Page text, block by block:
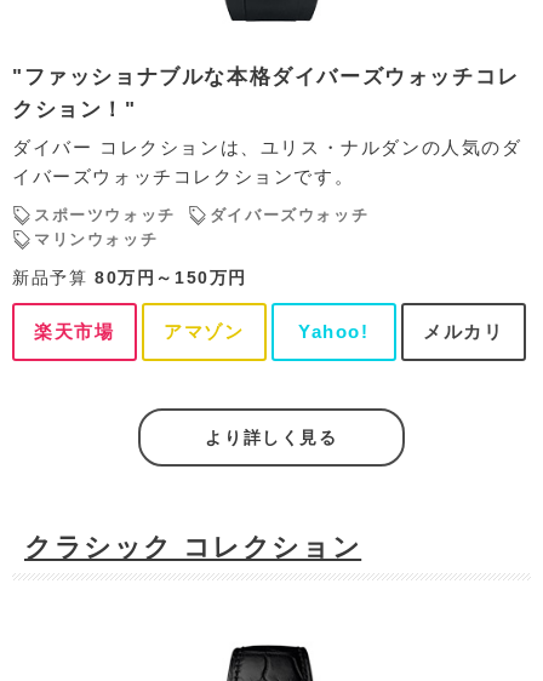
"ファッショナブルな本格ダイバーズウォッチコレ
クション！"
ダイバー コレクションは、ユリス・ナルダンの人気のダ
イバーズウォッチコレクションです。
スポーツウォッチ
ダイバーズウォッチ
マリンウォッチ
新品予算 80万円～150万円
楽天市場 アマゾン Yahoo! メルカリ
より詳しく見る
クラシック コレクション